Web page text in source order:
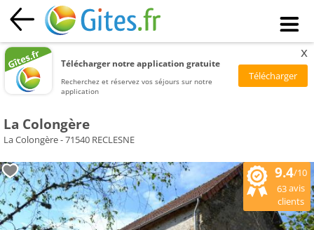
Télécharger notre application gratuite
Recherchez et réservez vos séjours sur notre
application
x
La Colongère
La Colongère - 71540 RECLESNE
9.4/10
63avis
clients